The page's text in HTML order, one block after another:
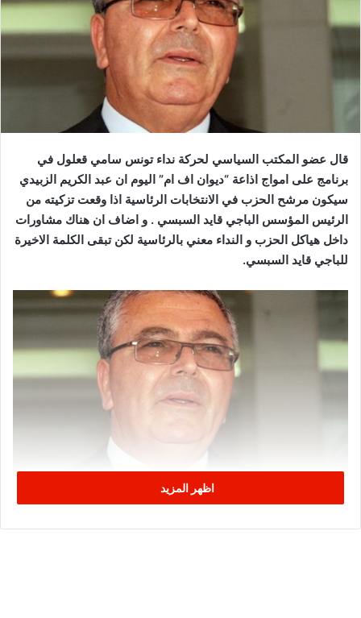
قال عضو المكتب السياسي لحركة نداء تونس سامي قعلول في
برنامج على امواج اذاعة “ديوان اف ام” اليوم ان عبد الكريم الزبيدي
سيكون مرشح الحزب في الانتخابات الرئاسية اذا وقعت تزكيته من
الرئيس المؤسس الباجي قايد السبسي . و اضاف ان هناك مشاورات
داخل هياكل الحزب و النداء معني بالرئاسية لكن تبقى الكلمة الاخيرة
للباجي قايد السبسي.
اظهر المزيد